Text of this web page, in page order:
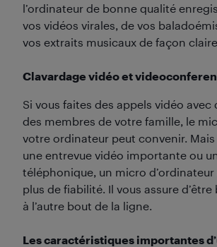
l’ordinateur de bonne qualité
vos vidéos virales, de vos
vos extraits musicaux de façon
Clavardage vidéo et
Si vous faites des appels vidéo avec
des membres de votre famille, le
votre ordinateur peut convenir. Mais
une entrevue vidéo importante ou
téléphonique, un micro
plus de fiabilité. Il vous assure
à l’autre bout de la ligne.
Les caractéristiques importantes